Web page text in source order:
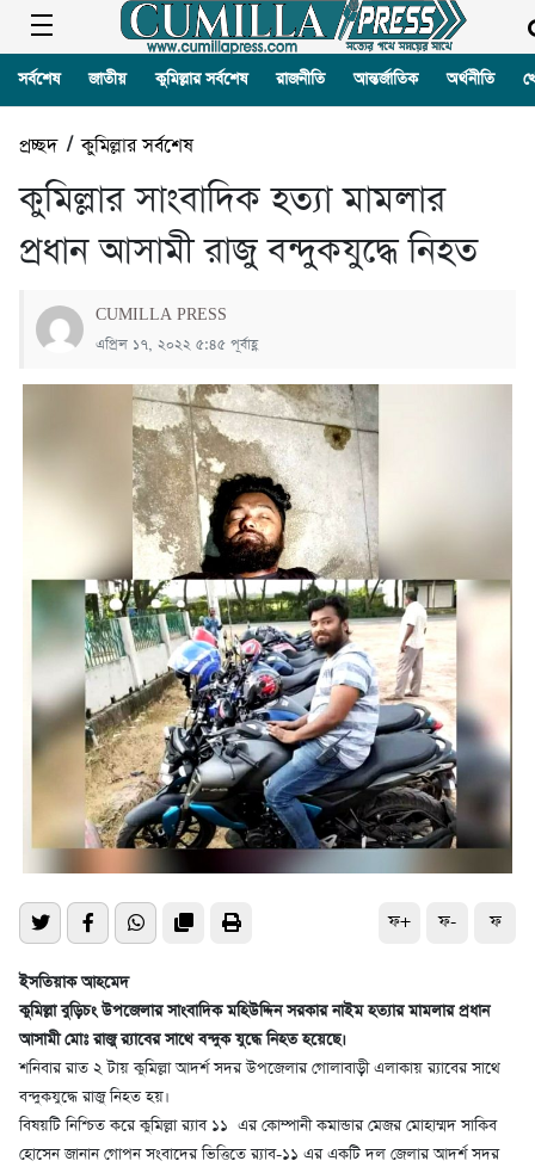
সর্বশেষ জাতীয় কুমিল্লার সর্বশেষ রাজনীতি আন্তর্জাতিক অর্থনীতি
প্রচ্ছদ/কুমিল্লার সর্বশেষ
কুমিল্লার সাংবাদিক হত্যা মামলার
প্রধান আসামী রাজু বন্দুকযুদ্ধে নিহত
CUMILLA PRESS
এপ্রিল ১৭, ২০২২ ৫:৪৫ পূর্বাহ্ণ
ফ+ ফ- ফ
ইসতিয়াক আহমেদ
কুমিল্লা বুড়িচং উপজেলার সাংবাদিক মহিউদ্দিন সরকার নাইম হত্যার মামলার প্রধান
আসামী মোঃ রাজু র‌্যাবের সাথে বন্দুক যুদ্ধে নিহত হয়েছে।
শনিবার রাত ২ টায় কুমিল্লা আদর্শ সদর উপজেলার গোলাবাড়ী এলাকায় র‌্যাবের সাথে
বন্দুকযুদ্ধে রাজু নিহত হয়।
বিষয়টি নিশ্চিত করে কুমিল্লা র‌্যাব ১১ এর কোম্পানী কমান্ডার মেজর মোহাম্মদ সাকিব
হোসেন জানান গোপন সংবাদের ভিত্তিতে র‌্যাব-১১ এর একটি দল জেলার আদর্শ সদর